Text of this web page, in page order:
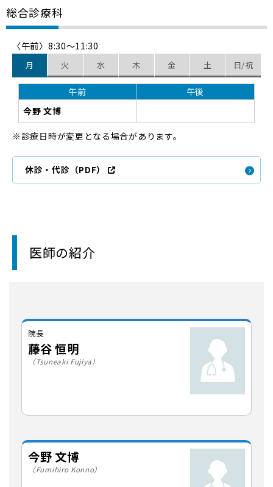
総合診療科
〈午前〉8:30～11:30
月 火 水 木 金 土 日/祝
午前
午後
今野 文博
診療日時が変更となる場合があります。
休診・代診（PDF）
医師の紹介
院長
藤谷 恒明
（Tsuneaki Fujiya）
今野 文博
（Fumihiro Konno）